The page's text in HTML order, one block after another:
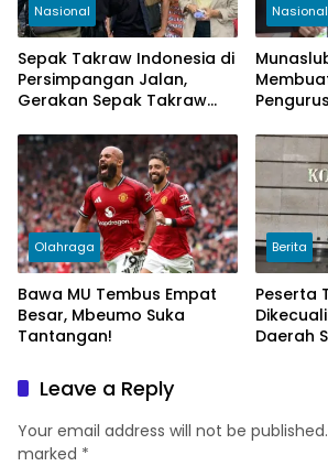
Nasional
Sepak Takraw Indonesia di
Persimpangan Jalan,
Gerakan Sepak Takraw
Pusat Bersikap Tegas
Nasional
Olahraga
Bawa MU Tembus Empat
Besar, Mbeumo Suka
Tantangan!
Berita
Peserta
Daerah
Leave a Reply
Your email address will not be published.
marked *